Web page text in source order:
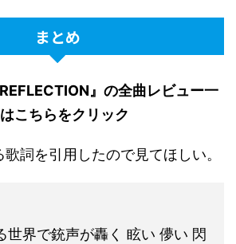
まとめ
』の全曲レビュー一
こちらをクリック
詞を引用したので見てほしい。
世界で銃声が轟く 眩い 儚い 閃